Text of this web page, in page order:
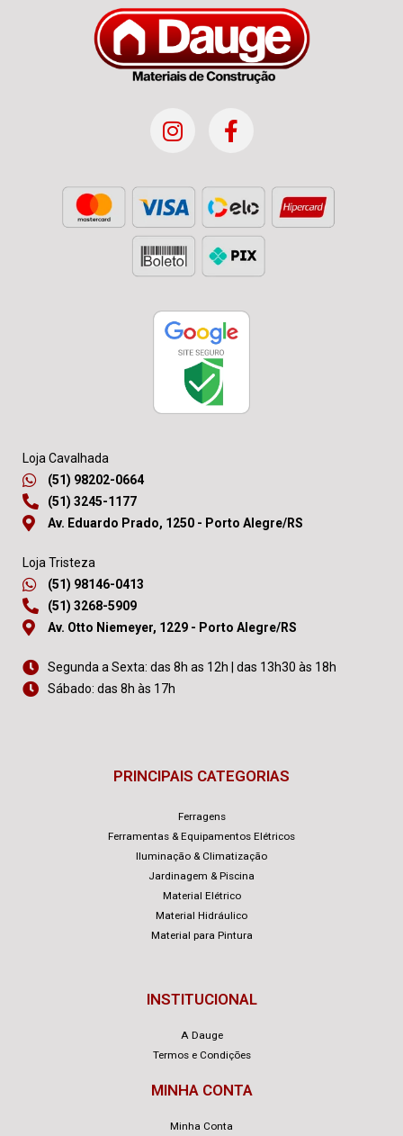
Loja Cavalhada
(51) 98202-0664
(51) 3245-1177
Av. Eduardo Prado, 1250 - Porto Alegre/RS
Loja Tristeza
(51) 98146-0413
(51) 3268-5909
Av. Otto Niemeyer, 1229 - Porto Alegre/RS
Segunda a Sexta: das 8h as 12h | das 13h30 às 18h
Sábado: das 8h às 17h
PRINCIPAIS CATEGORIAS
Ferragens
Ferramentas & Equipamentos Elétricos
Iluminação & Climatização
Jardinagem & Piscina
Material Elétrico
Material Hidráulico
Material para Pintura
INSTITUCIONAL
A Dauge
Termos e Condições
MINHA CONTA
Minha Conta